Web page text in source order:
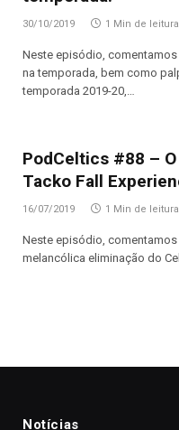
30/10/2019 1 Min de leitura
Neste episódio,
na temporada, bem como
temporada 2019-20,…
PodCeltics #88 –
Tacko Fall
16/07/2019 1 Min de leitura
Neste episódio, comentamos
melancólica eliminação do
Notícias